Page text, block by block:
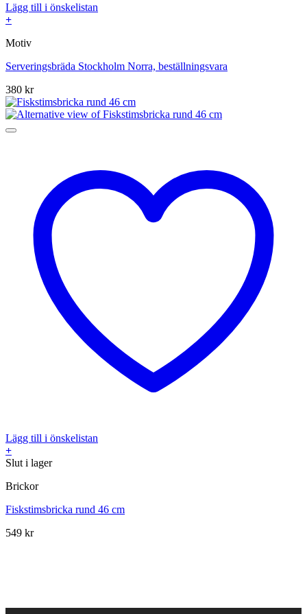
Lägg till i önskelistan
+
Motiv
Serveringsbräda Stockholm Norra, beställningsvara
380 kr
Lägg till i önskelistan
+
Slut i lager
Brickor
Fiskstimsbricka rund 46 cm
549 kr